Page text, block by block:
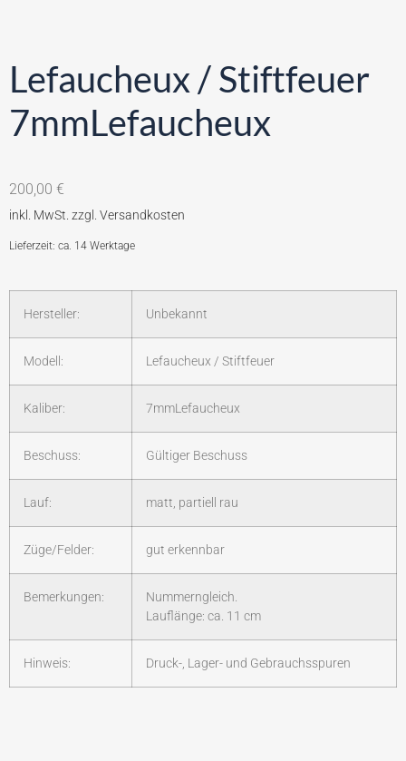
Lefaucheux / Stiftfeuer
7mmLefaucheux
200,00 €
Lieferzeit: ca. 14 Werktage
Hersteller: Unbekannt
Modell: Lefaucheux / Stiftfeuer
Kaliber: 7mmLefaucheux
Beschuss: Gültiger Beschuss
Lauf: matt, partiell rau
Züge/Felder: gut erkennbar
Bemerkungen:
Nummerngleich.
Lauflänge: ca. 11 cm
Hinweis: Druck-, Lager- und Gebrauchsspuren